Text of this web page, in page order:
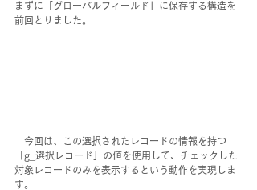
まずに「グローバルフィールド」に保存する構造を
前回とりました。
今回は、この選択されたレコードの情報を持つ
「g_選択レコード」の値を使用して、チェックした
対象レコードのみを表示するという動作を実現しま
す。